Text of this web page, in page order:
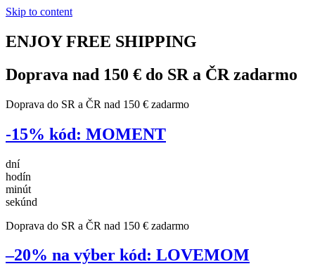
Skip to content
ENJOY FREE SHIPPING
Doprava nad 150 € do SR a ČR zadarmo
Doprava do SR a ČR nad 150 € zadarmo
-15% kód: MOMENT
dní
hodín
minút
sekúnd
Doprava do SR a ČR nad 150 € zadarmo
–20% na výber kód: LOVEMOM